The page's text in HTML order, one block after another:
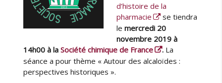
u
e
r
d’histoire de la
pharmacie
se tiendra
lemercredi 20
novembre 2019 à
14h00 à laSociété chimique de France . La
séance a pour thème « Autour des alcaloïdes :
perspectives historiques ».